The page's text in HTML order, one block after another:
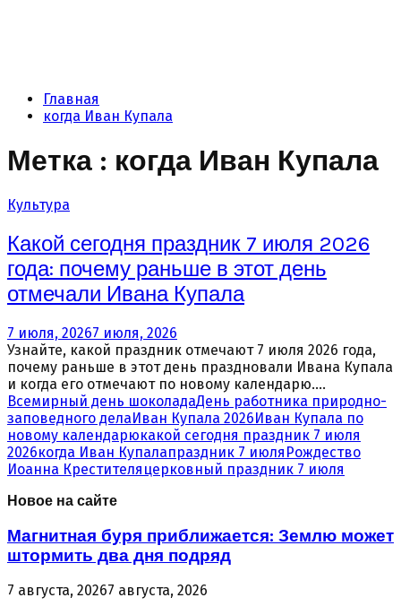
Главная
когда Иван Купала
Метка : когда Иван Купала
Культура
Какой сегодня праздник 7 июля 2026
года: почему раньше в этот день
отмечали Ивана Купала
7 июля, 20267 июля, 2026
Узнайте, какой праздник отмечают 7 июля 2026 года,
почему раньше в этот день праздновали Ивана Купала
и когда его отмечают по новому календарю....
Всемирный день шоколадаДень работника природно-
заповедного делаИван Купала 2026Иван Купала по
новому календарюкакой сегодня праздник 7 июля
2026когда Иван Купалапраздник 7 июля Рождество
Иоанна Крестителя церковный праздник 7 июля
Новое на сайте
Магнитная буря приближается: Землю может
штормить два дня подряд
7 августа, 20267 августа, 2026